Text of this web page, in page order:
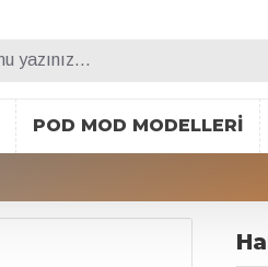
POD MOD MODELLERI